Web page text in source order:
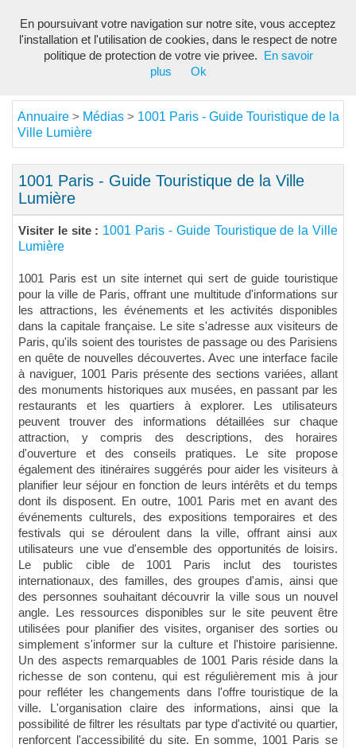
Annuaire > Médias > 1001 Paris - Guide Touristique de la
Ville Lumière
1001 Paris - Guide Touristique de la Ville
Lumière
Visiter le site : 1001 Paris - Guide Touristique de la Ville
Lumière
1001 Paris est un site internet qui sert de guide touristique
pour la ville de Paris, offrant une multitude d'informations sur
les attractions, les événements et les activités disponibles
dans la capitale française. Le site s'adresse aux visiteurs de
Paris, qu'ils soient des touristes de passage ou des Parisiens
en quête de nouvelles découvertes. Avec une interface facile
à naviguer, 1001 Paris présente des sections variées, allant
des monuments historiques aux musées, en passant par les
restaurants et les quartiers à explorer. Les utilisateurs
peuvent trouver des informations détaillées sur chaque
attraction, y compris des descriptions, des horaires
d'ouverture et des conseils pratiques. Le site propose
également des itinéraires suggérés pour aider les visiteurs à
planifier leur séjour en fonction de leurs intérêts et du temps
dont ils disposent. En outre, 1001 Paris met en avant des
événements culturels, des expositions temporaires et des
festivals qui se déroulent dans la ville, offrant ainsi aux
utilisateurs une vue d'ensemble des opportunités de loisirs.
Le public cible de 1001 Paris inclut des touristes
internationaux, des familles, des groupes d'amis, ainsi que
des personnes souhaitant découvrir la ville sous un nouvel
angle. Les ressources disponibles sur le site peuvent être
utilisées pour planifier des visites, organiser des sorties ou
simplement s'informer sur la culture et l'histoire parisienne.
Un des aspects remarquables de 1001 Paris réside dans la
richesse de son contenu, qui est régulièrement mis à jour
pour refléter les changements dans l'offre touristique de la
ville. L'organisation claire des informations, ainsi que la
possibilité de filtrer les résultats par type d'activité ou quartier,
renforcent l'accessibilité du site. En somme, 1001 Paris se
En poursuivant votre navigation sur notre site, vous acceptez
l'installation et l'utilisation de cookies, dans le respect de notre
politique de protection de votre vie privee.
En savoir
plus
Ok